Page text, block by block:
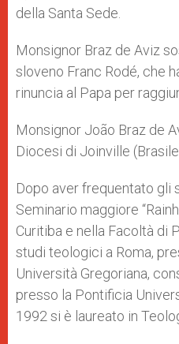
della Santa Sede.
Monsignor Braz de Aviz
sloveno Franc Rodé, che
rinuncia al Papa per
Monsignor João Braz de
Diocesi di Joinville
Dopo aver frequentato gli
Seminario maggiore
Curitiba e nella Facoltà di
studi teologici a Roma,
Università Gregoriana,
presso la Pontificia
1992 si è laureato in